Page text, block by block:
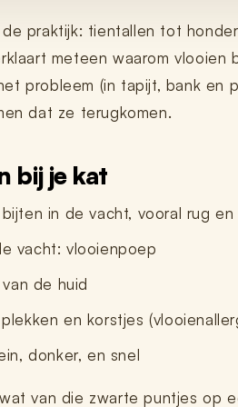
praktijk: tientallen tot
meteen waarom
probleem (in tapijt, bank en
dat ze terugkomen.
bij je kat
in de vacht, vooral rug en
vacht: vlooienpoep
de huid
en korstjes
donker, en snel
van die zwarte puntjes op